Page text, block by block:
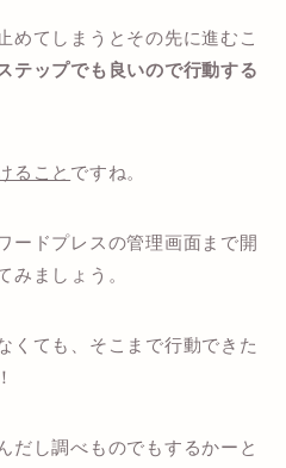
めてしまうとその先に進むこ
テップでも良いので行動する
ること ですね。
ードプレスの管理画面まで開
みましょう。
くても、そこまで行動できた
だし調べものでもするかーと